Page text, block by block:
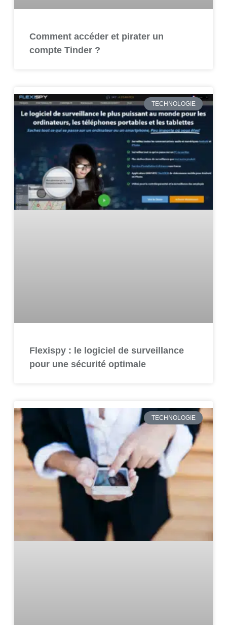
Comment accéder et pirater un
compte Tinder ?
TECHNOLOGIE
Flexispy : le logiciel de surveillance
pour une sécurité optimale
TECHNOLOGIE